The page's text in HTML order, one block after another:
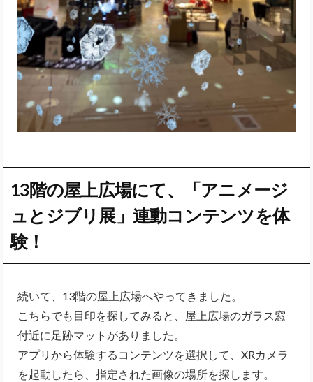
13階の屋上広場にて、「アニメージ
ュとジブリ展」連動コンテンツを体
験！
続いて、13階の屋上広場へやってきました。
こちらでも目印を探してみると、屋上広場のガラス窓
付近に足跡マットがありました。
アプリから体験するコンテンツを選択して、XRカメラ
を起動したら、指定された画像の場所を探します。